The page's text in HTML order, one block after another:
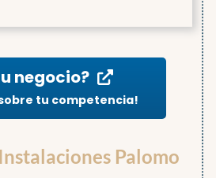
negocio?
tu competencia!
Palomo